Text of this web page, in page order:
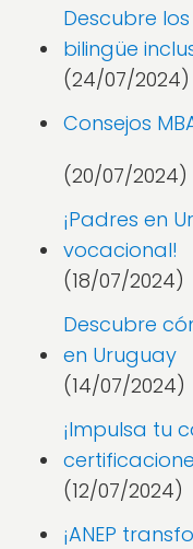
Descubre
bilingüe
(24/07/2024)
Consejos
(20/07/2024)
¡Padres en
vocacional!
(18/07/2024)
Descubre
en Uruguay
(14/07/2024)
¡Impulsa tu
(12/07/2024)
¡ANEP